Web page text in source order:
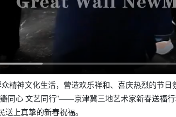
精神文化生活，营造欢乐祥和、喜庆热烈的节
同心 文艺同行”——京津冀三地艺术家新春送福
上真挚的新春祝福。